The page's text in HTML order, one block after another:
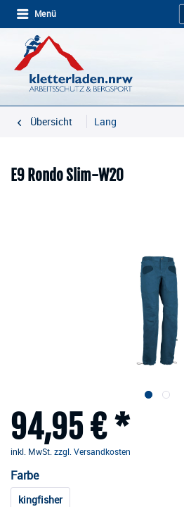
Menü
Übersicht Lang
E9 Rondo Slim-W20
94,95 € *
inkl. MwSt. zzgl. Versandkosten
Farbe
kingfisher